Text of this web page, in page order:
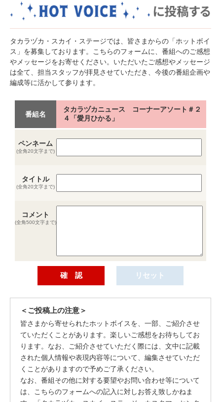
タカラヅカ・スカイ・ステージでは、皆さまからの「ホットボイ
ス」を募集しております。こちらのフォームに、番組へのご感想
やメッセージをお寄せください。いただいたご感想やメッセージ
は全て、担当スタッフが拝見させていただき、今後の番組企画や
編成等に活かして参ります。
番組名
タカラヅカニュース コーナーアソート＃２
４「愛月ひかる」
ペンネーム
(全角20文字まで)
タイトル
(全角20文字まで)
コメント
(全角500文字まで)
＜ご投稿上の注意＞
皆さまから寄せられたホットボイスを、一部、ご紹介させ
ていただくことがあります。楽しいご感想をお待ちしてお
ります。なお、ご紹介させていただく際には、文中に記載
された個人情報や表現内容等について、編集させていただ
くことがありますので予めご了承ください。
なお、番組その他に対する要望やお問い合わせ等について
は、こちらのフォームへの記入に対しお答え致しかねま